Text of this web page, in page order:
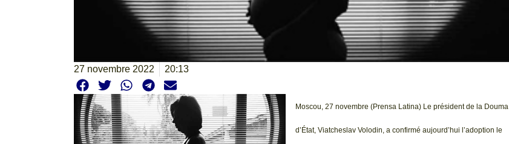
27 novembre 2022 20:13
Moscou, 27 novembre (Prensa Latina) Le président de la Douma
d’État, Viatcheslav Volodin, a confirmé aujourd’hui l’adoption le